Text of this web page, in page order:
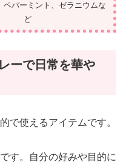
ペパーミント、ゼラニウムな
ど
ーで日常を華や
で使えるアイテムです。
す。自分の好みや目的に